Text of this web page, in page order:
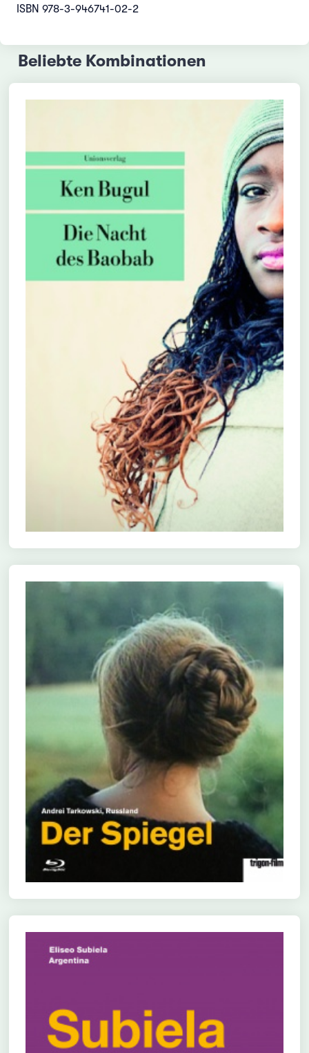
ISBN 978-3-946741-02-2
Beliebte Kombinationen